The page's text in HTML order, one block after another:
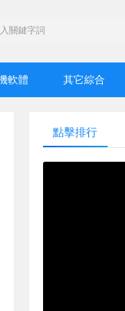
軟體 其它綜合
點擊排行